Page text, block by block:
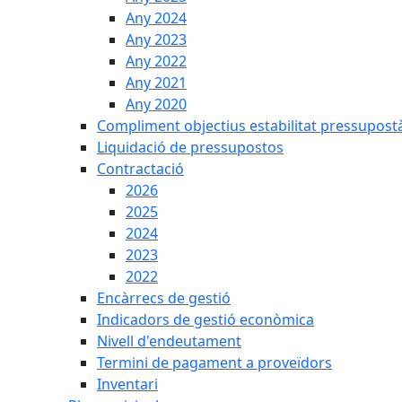
Any 2024
Any 2023
Any 2022
Any 2021
Any 2020
Compliment objectius estabilitat
Liquidació de pressupostos
Contractació
2026
2025
2024
2023
2022
Encàrrecs de gestió
Indicadors de gestió econòmica
Nivell d'endeutament
Termini de pagament a proveïdors
Inventari